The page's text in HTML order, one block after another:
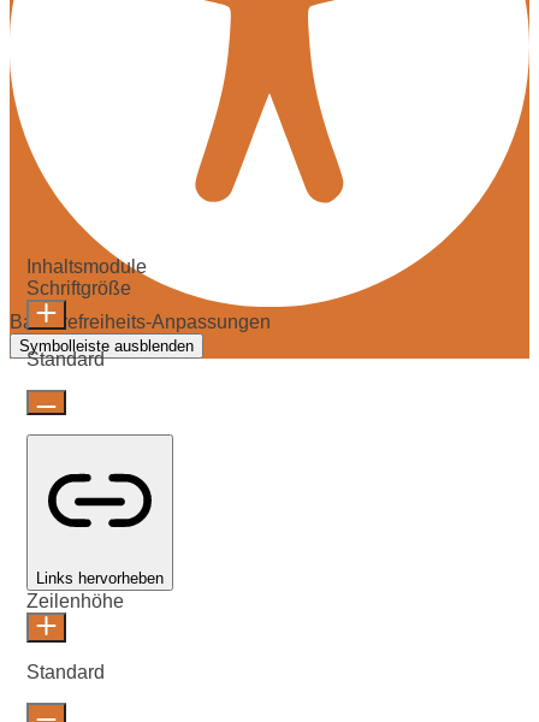
Barrierefreiheits-Anpassungen
Symbolleiste ausblenden
Inhaltsmodule
Schriftgröße
Standard
Links hervorheben
Zeilenhöhe
Standard